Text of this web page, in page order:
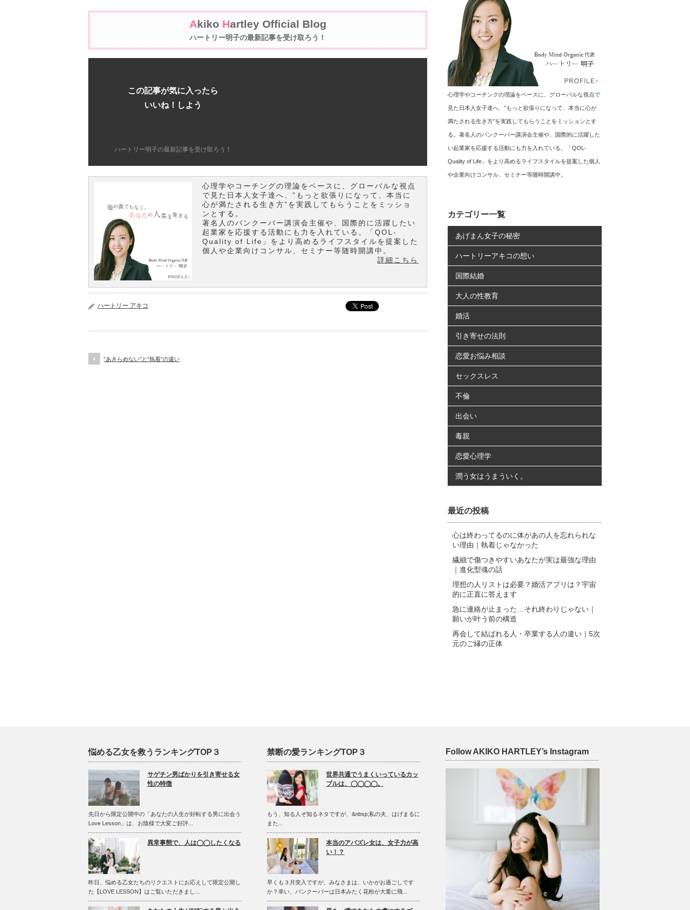
Akiko Hartley Official Blog
ハートリー明子の最新記事を受け取ろう！
この記事が気に入ったら
いいね！しよう
ハートリー明子の最新記事を受け取ろう！
心理学やコーチングの理論をベースに、グローバルな視点
で見た日本人女子達へ、”もっと欲張りになって、本当に
心が満たされる生き方”を実践してもらうことをミッショ
ンとする。
著名人のバンクーバー講演会主催や、国際的に活躍したい
起業家を応援する活動にも力を入れている。「QOL-
Quality of Life」をより高めるライフスタイルを提案した
個人や企業向けコンサル、セミナー等随時開講中。
詳細こちら
ハートリー アキコ
“あきらめない”と“執着”の違い
心理学やコーチングの理論をベースに、グローバルな視点で
見た日本人女子達へ、”もっと欲張りになって、本当に心が
満たされる生き方”を実践してもらうことをミッションとす
る。著名人のバンクーバー講演会主催や、国際的に活躍した
い起業家を応援する活動にも力を入れている。「QOL-
Quality of Life」をより高めるライフスタイルを提案した個人
や企業向けコンサル、セミナー等随時開講中。
カテゴリー一覧
あげまん女子の秘密
ハートリーアキコの想い
国際結婚
大人の性教育
婚活
引き寄せの法則
恋愛お悩み相談
セックスレス
不倫
出会い
毒親
恋愛心理学
潤う女はうまういく。
最近の投稿
心は終わってるのに体があの人を忘れられな
い理由｜執着じゃなかった
繊細で傷つきやすいあなたが実は最強な理由
｜進化型魂の話
理想の人リストは必要？婚活アプリは？宇宙
的に正直に答えます
急に連絡が止まった…それ終わりじゃない｜
願いが叶う前の構造
再会して結ばれる人・卒業する人の違い｜5次
元のご縁の正体
悩める乙女を救うランキングTOP３
サゲチン男ばかりを引き寄せる女
性の特徴
先日から限定公開中の「あなたの人生が好転する男に出会う
Love Lesson」は、お陰様で大変ご好評...
異常事態で、人は◯◯したくなる
昨日、悩める乙女たちのリクエストにお応えして限定公開し
た【LOVE LESSON】はご覧いただきまし...
禁断の愛ランキングTOP３
世界共通でうまくいっているカッ
プルは、◯◯◯◯。
もう、知る人ぞ知るネタですが、&nbsp;私の夫、はげまるに
また...
本当のアバズレ女は、女子力が高
い！？
早くも３月突入ですが、みなさまは、いかがお過ごしです
か？幸い、バンクーバーは日本みたく花粉が大量に飛...
Follow AKIKO HARTLEY’s Instagram